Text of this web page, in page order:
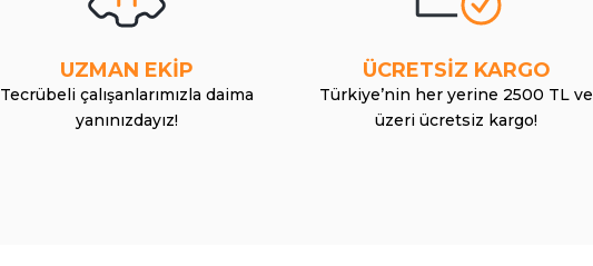
UZMAN EKİP
Tecrübeli çalışanlarımızla daima
yanınızdayız!
ÜCRETSİZ KARGO
Türkiye’nin her yerine 2500 TL ve
üzeri ücretsiz kargo!